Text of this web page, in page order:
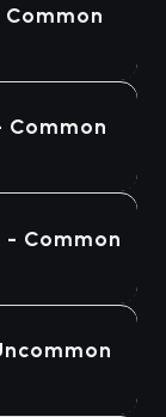
Common
Common